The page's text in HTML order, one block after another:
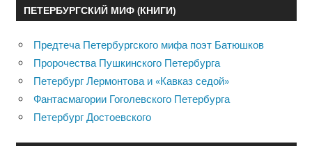
ПЕТЕРБУРГСКИЙ МИФ (КНИГИ)
Предтеча Петербургского мифа поэт Батюшков
Пророчества Пушкинского Петербурга
Петербург Лермонтова и «Кавказ седой»
Фантасмагории Гоголевского Петербурга
Петербург Достоевского